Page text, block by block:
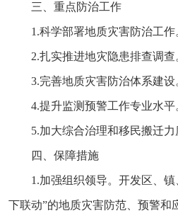
三、重点防治工作
1.科学部署地质灾害防治工
2.扎实推进地灾隐患排查调
3.完善地质灾害防治体系建
4.提升监测预警工作专业水
5.加大综合治理和移民搬迁
四、保障措施
1.加强组织领导。开发区、
下联动”的地质灾害防范、预警和